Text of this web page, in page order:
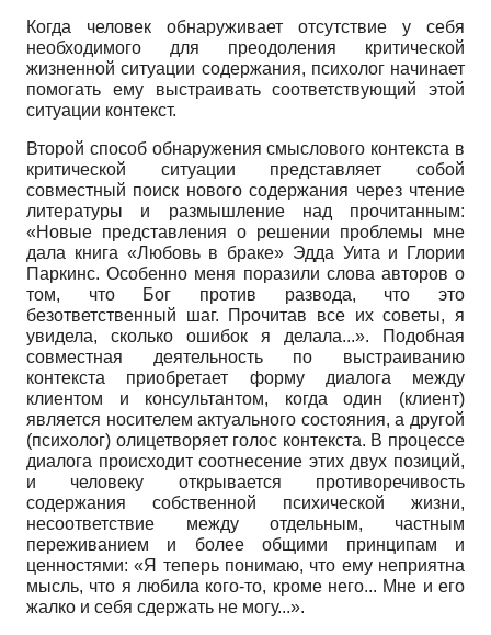
Когда человек обнаруживает отсутствие у себя
необходимого для преодоления критической
жизненной ситуации содержания, психолог начинает
помогать ему выстраивать соответствующий этой
ситуации контекст.
Второй способ обнаружения смыслового контекста в
критической ситуации представляет собой
совместный поиск нового содержания через чтение
литературы и размышление над прочитанным:
«Новые представления о решении проблемы мне
дала книга «Любовь в браке» Эдда Уита и Глории
Паркинс. Особенно меня поразили слова авторов о
том, что Бог против развода, что это
безответственный шаг. Прочитав все их советы, я
увидела, сколько ошибок я делала...». Подобная
совместная деятельность по выстраиванию
контекста приобретает форму диалога между
клиентом и консультантом, когда один (клиент)
является носителем актуального состояния, а другой
(психолог) олицетворяет голос контекста. В процессе
диалога происходит соотнесение этих двух позиций,
и человеку открывается противоречивость
содержания собственной психической жизни,
несоответствие между отдельным, частным
переживанием и более общими принципам и
ценностями: «Я теперь понимаю, что ему неприятна
мысль, что я любила кого-то, кроме него... Мне и его
жалко и себя сдержать не могу...».